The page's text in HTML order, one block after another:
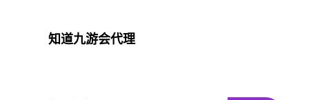
知道九游会代理